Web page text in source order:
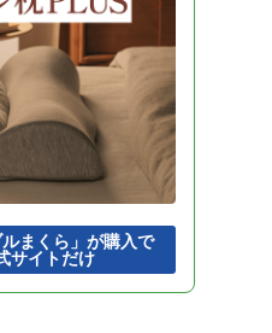
まくら」が購入で
サイトだけ